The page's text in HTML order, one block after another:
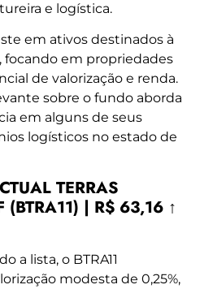
e logística.
em ativos destinados à
focando em propriedades
de valorização e renda.
sobre o fundo aborda
em alguns de seus
logísticos no estado de
TERRAS
(BTRA11) | R$ 63,16 ↑
a lista, o BTRA11
modesta de 0,25%,